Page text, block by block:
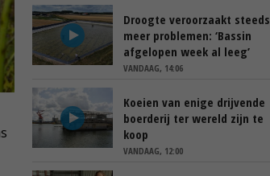
Droogte veroorzaakt steeds
meer problemen: ‘Bassin
afgelopen week al leeg’
VANDAAG, 14:06
Koeien van enige drijvende
boerderij ter wereld zijn te
koop
VANDAAG, 12:00